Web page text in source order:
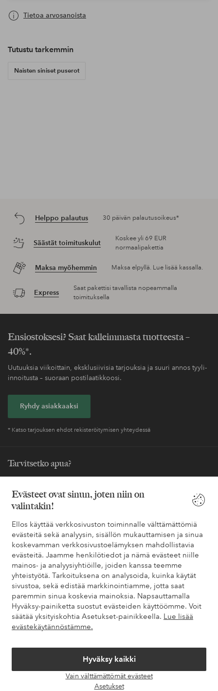
Evästeet ovat sinun, joten niin on
valintakin!
Ellos käyttää verkkosivuston toiminnalle välttämättömiä
evästeitä sekä analyysin, sisällön mukauttamisen ja sinua
koskevamman verkkosivustoelämyksen mahdollistavia
evästeitä. Jaamme henkilötiedot ja nämä evästeet niille
mainos- ja analyysiyhtiöille, joiden kanssa teemme
yhteistyötä. Tarkoituksena on analysoida, kuinka käytät
sivustoa, sekä edistää markkinointiamme, jotta saat
paremmin sinua koskevia mainoksia. Napsauttamalla
Hyväksy-painiketta suostut evästeiden käyttöömme. Voit
säätää yksityiskohtia Asetukset-painikkeella. Lue lisää
evästekäytännöstämme.
Hyväksy kaikki
Vain välttämättömät evästeet
Asetukset
Tietoa arvosanoista
Tutustu tarkemmin
Naisten siniset puserot
Helppo palautus 30 päivän palautusoikeus*
Säästät toimituskulut
Koskee yli 69 EUR
normaalipakettia
Maksa myöhemmin Maksa elpyllä. Lue lisää kassalla.
Express
Saat pakettisi tavallista nopeammalla
toimituksella
Ensiostoksesi? Saat kalleimmasta tuotteesta –
40%*.
Uutuuksia viikoittain, eksklusiivisia tarjouksia ja suuri annos tyyli-
innoitusta – suoraan postilaatikkoosi.
Ryhdy asiakkaaksi
* Katso tarjouksen ehdot rekisteröitymisen yhteydessä
Tarvitsetko apua?
kysytyistä kysymyksistä. Löydät myös tietoa siitä, miten voit ottaa
meihin yhteyttä.
Asiakaspalvelu Tilaukset Maksutavat
Omat sivut
Tietoa Elloksesta
Palvelumme
Ehdot